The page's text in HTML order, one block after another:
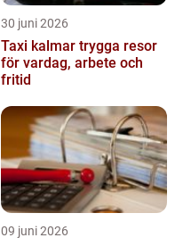
30 juni 2026
Taxi kalmar trygga resor
för vardag, arbete och
fritid
09 juni 2026